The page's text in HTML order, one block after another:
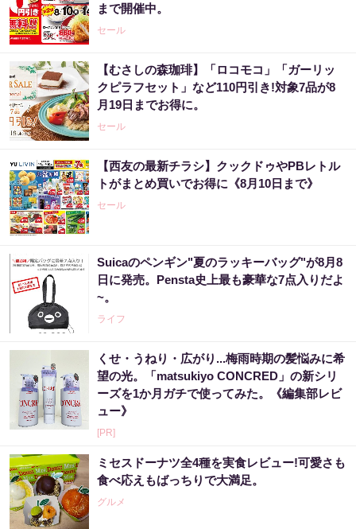
まで開催中。
セール
【むさしの森珈琲】「ロコモコ」「ガーリッ
クピラフセット」など110円引き!対象7品が8
月19日までお得に。
セール
【西友の最新チラシ】クックドゥやPBレトル
トがまとめ買いでお得に《8月10日まで》
セール
Suicaのペンギン"夏のラッキーバッグ"が8月8
日に発売。Pensta史上最も豪華な7点入りだよ
~。
ライフ
くせ・うねり・広がり...梅雨時期の髪悩みに希
望の光。「matsukiyo CONCRED」の新シリ
ーズを1か月ガチで使ってみた。《編集部レビ
ュー》
[PR]
ミセスドーナツ全4種を実食レビュー!可愛さも
食べ応えもばっちりで大満足。
グルメ